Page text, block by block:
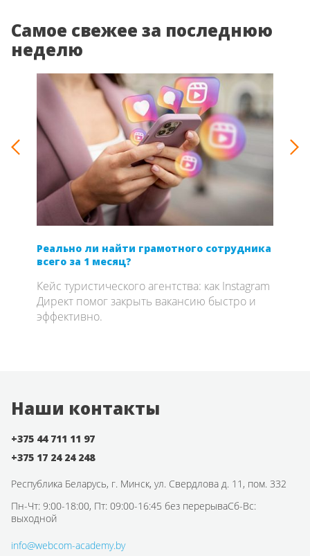
Самое свежее за последнюю
неделю
Реально ли найти грамотного сотрудника
всего за 1 месяц?
Кейс туристического агентства: как Instagram
Директ помог закрыть вакансию быстро и
эффективно.
Наши контакты
+375 44 711 11 97
+375 17 24 24 248
Республика Беларусь, г. Минск, ул. Свердлова д. 11, пом. 332
Пн-Чт: 9:00-18:00, Пт: 09:00-16:45 без перерываСб-Вс:
выходной
info@webcom-academy.by